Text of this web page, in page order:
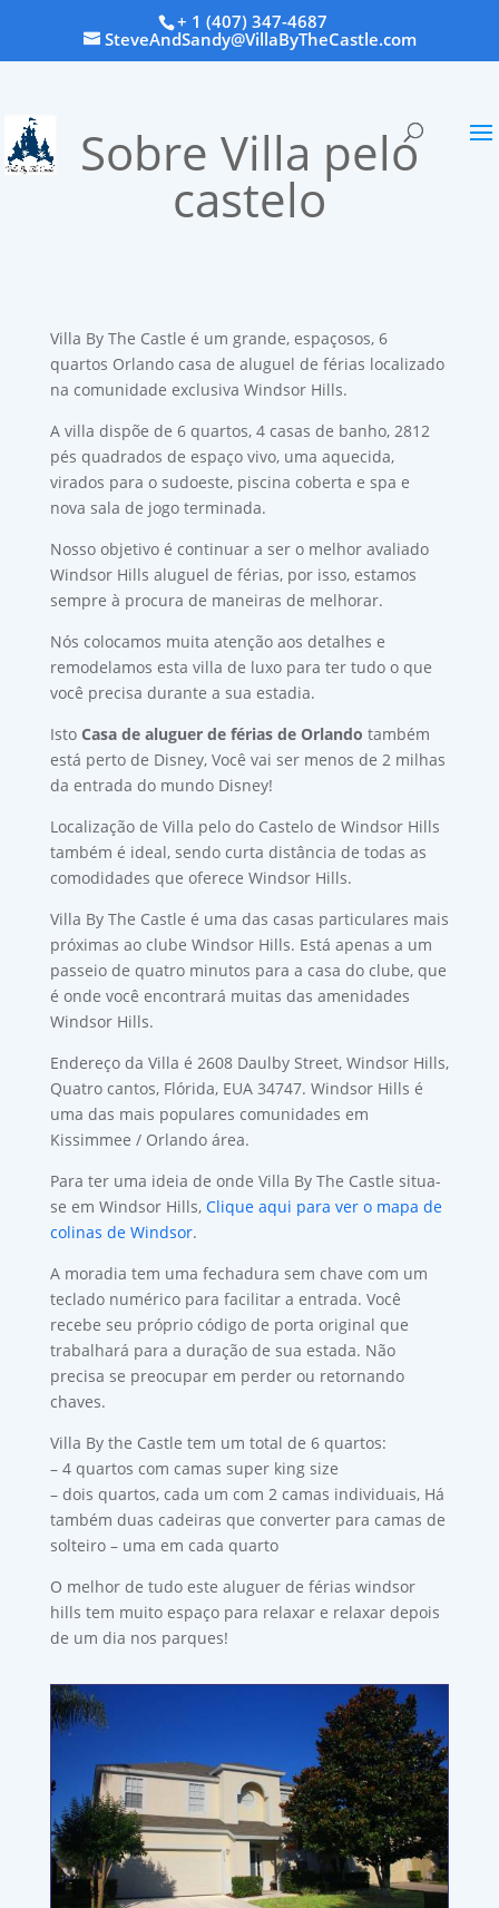
+ 1 (407) 347-4687
SteveAndSandy@VillaByTheCastle.com
Sobre Villa pelo
castelo
Villa By The Castle é um grande, espaçosos, 6
quartos Orlando casa de aluguel de férias localizado
na comunidade exclusiva Windsor Hills.
A villa dispõe de 6 quartos, 4 casas de banho, 2812
pés quadrados de espaço vivo, uma aquecida,
virados para o sudoeste, piscina coberta e spa e
nova sala de jogo terminada.
Nosso objetivo é continuar a ser o melhor avaliado
Windsor Hills aluguel de férias, por isso, estamos
sempre à procura de maneiras de melhorar.
Nós colocamos muita atenção aos detalhes e
remodelamos esta villa de luxo para ter tudo o que
você precisa durante a sua estadia.
Isto Casa de aluguer de férias de Orlando também
está perto de Disney, Você vai ser menos de 2 milhas
da entrada do mundo Disney!
Localização de Villa pelo do Castelo de Windsor Hills
também é ideal, sendo curta distância de todas as
comodidades que oferece Windsor Hills.
Villa By The Castle é uma das casas particulares mais
próximas ao clube Windsor Hills. Está apenas a um
passeio de quatro minutos para a casa do clube, que
é onde você encontrará muitas das amenidades
Windsor Hills.
Endereço da Villa é 2608 Daulby Street, Windsor Hills,
Quatro cantos, Flórida, EUA 34747. Windsor Hills é
uma das mais populares comunidades em
Kissimmee / Orlando área.
Para ter uma ideia de onde Villa By The Castle situa-
se em Windsor Hills, Clique aqui para ver o mapa de
colinas de Windsor.
A moradia tem uma fechadura sem chave com um
teclado numérico para facilitar a entrada. Você
recebe seu próprio código de porta original que
trabalhará para a duração de sua estada. Não
precisa se preocupar em perder ou retornando
chaves.
Villa By the Castle tem um total de 6 quartos:
– 4 quartos com camas super king size
– dois quartos, cada um com 2 camas individuais, Há
também duas cadeiras que converter para camas de
solteiro – uma em cada quarto
O melhor de tudo este aluguer de férias windsor
hills tem muito espaço para relaxar e relaxar depois
de um dia nos parques!